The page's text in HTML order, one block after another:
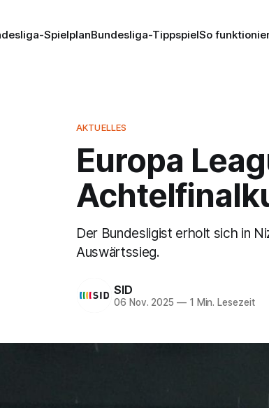
SpielplanBundesliga-TippspielSo
AKTUELLES
Europa
Der Bundesligist erholt sich in
Auswärtssieg.
SID
06 Nov. 2025 —1 Min. Lesezeit